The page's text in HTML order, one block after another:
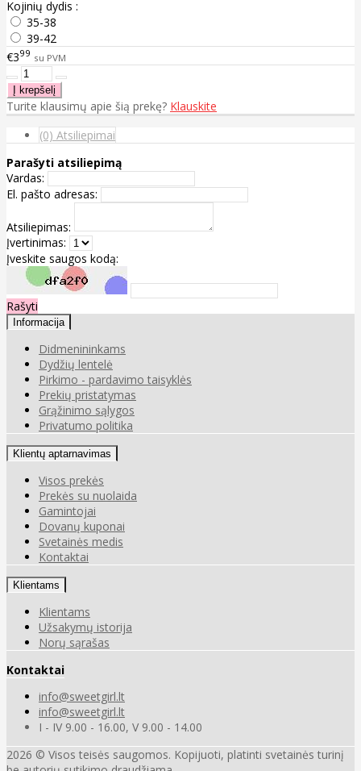
Kojinių dydis :
35-38
39-42
€399 su PVM
Turite klausimų apie šią prekę? Klauskite
(0) Atsiliepimai
Parašyti atsiliepimą
Vardas:
El. pašto adresas:
Atsiliepimas:
Įvertinimas:
Įveskite saugos kodą:
Rašyti
Informacija
Didmenininkams
Dydžių lentelė
Pirkimo - pardavimo taisyklės
Prekių pristatymas
Grąžinimo sąlygos
Privatumo politika
Klientų aptarnavimas
Visos prekės
Prekės su nuolaida
Gamintojai
Dovanų kuponai
Svetainės medis
Kontaktai
Klientams
Klientams
Užsakymų istorija
Norų sąrašas
Kontaktai
info@sweetgirl.lt
info@sweetgirl.lt
I - IV 9.00 - 16.00, V 9.00 - 14.00
2026 © Visos teisės saugomos. Kopijuoti, platinti svetainės turinį